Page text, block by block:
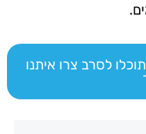
לסרב צרו איתנו